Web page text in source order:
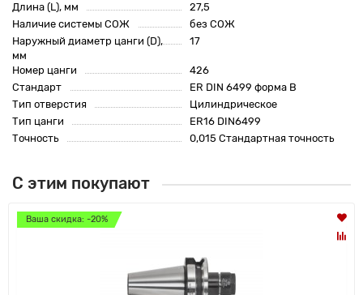
Длина (L), мм
27,5
Наличие системы СОЖ
без СОЖ
Наружный диаметр цанги (D),
мм
17
Номер цанги
426
Стандарт
ER DIN 6499 форма B
Тип отверстия
Цилиндрическое
Тип цанги
ER16 DIN6499
Точность
0,015 Стандартная точность
С этим покупают
Ваша скидка: -20%